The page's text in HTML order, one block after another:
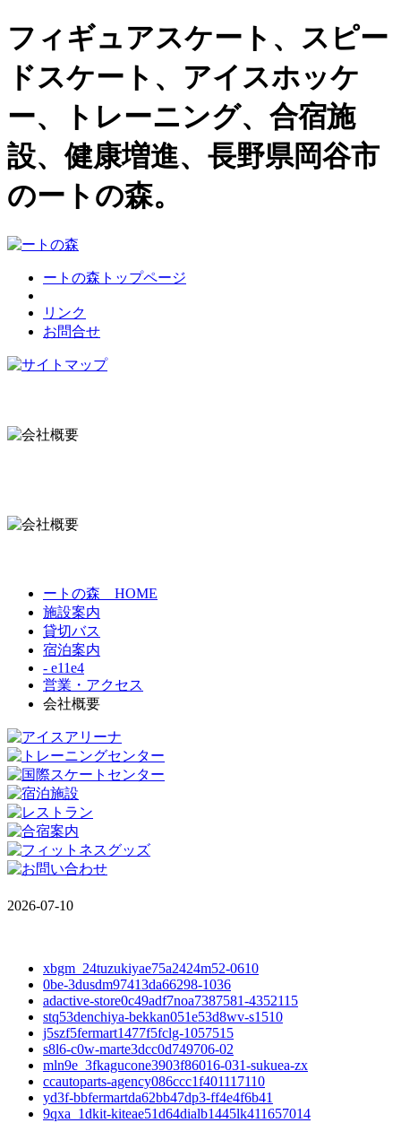
フィギュアスケート、スピー
ドスケート、アイスホッケ
ー、トレーニング、合宿施
設、健康増進、長野県岡谷市
のートの森。
ートの森トップページ
リンク
お問合せ
ートの森 HOME
施設案内
貸切バス
宿泊案内
- e11e4
営業・アクセス
会社概要
2026-07-10
xbgm_24tuzukiyae75a2424m52-0610
0be-3dusdm97413da66298-1036
adactive-store0c49adf7noa7387581-4352115
stq53denchiya-bekkan051e53d8wv-s1510
j5szf5fermart1477f5fclg-1057515
s8l6-c0w-marte3dcc0d749706-02
mln9e_3fkagucone3903f86016-031-sukuea-zx
ccautoparts-agency086ccc1f401117110
yd3f-bbfermartda62bb47dp3-ff4e4f6b41
9qxa_1dkit-kiteae51d64dialb1445lk411657014